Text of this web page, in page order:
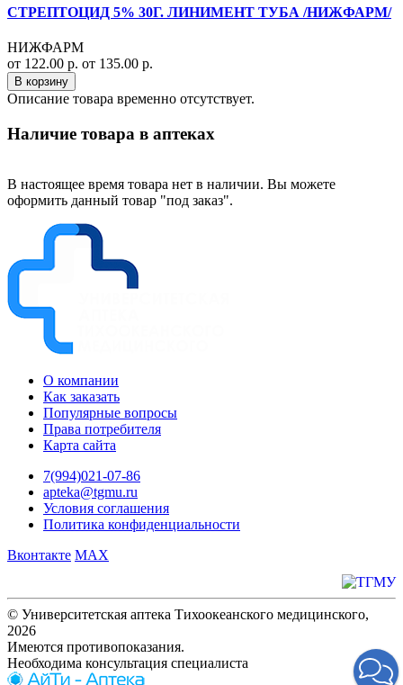
СТРЕПТОЦИД 5% 30Г. ЛИНИМЕНТ ТУБА /НИЖФАРМ/
НИЖФАРМ
от 122.00 р. от 135.00 р.
В корзину
Описание товара временно отсутствует.
Наличие товара в аптеках
В настоящее время товара нет в наличии. Вы можете
оформить данный товар "под заказ".
О компании
Как заказать
Популярные вопросы
Права потребителя
Карта сайта
7(994)021-07-86
apteka@tgmu.ru
Условия соглашения
Политика конфиденциальности
Вконтакте MAX
© Университетская аптека Тихоокеанского медицинского,
2026
Имеются противопоказания.
Необходима консультация специалиста